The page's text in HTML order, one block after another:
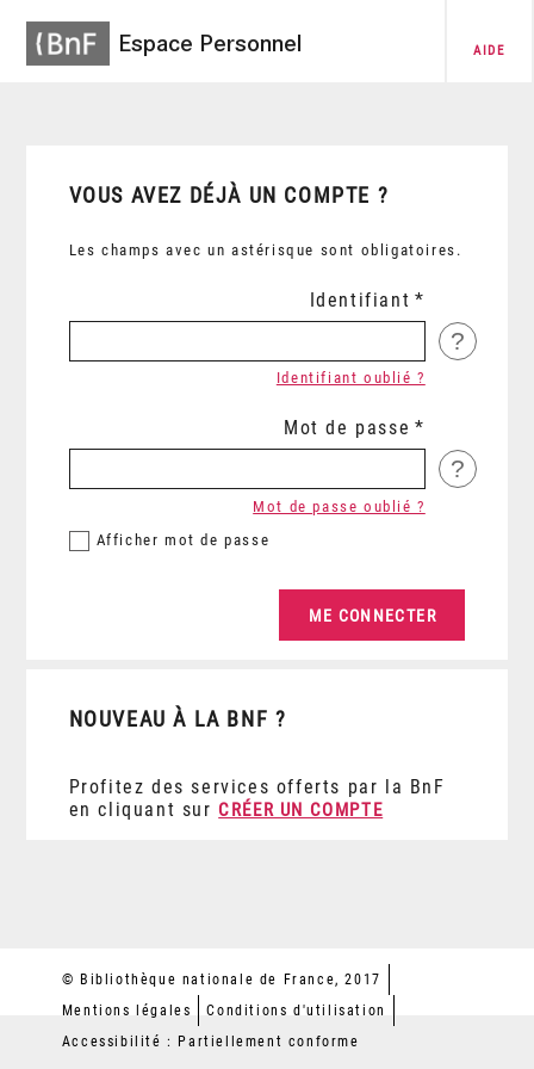
Espace Personnel AIDE
VOUS AVEZ DÉJÀ UN COMPTE ?
Les champs avec un astérisque sont obligatoires.
Identifiant
?
Identifiant oublié ?
Mot de passe
?
Afficher mot de passe
Mot de passe oublié ?
NOUVEAU À LA BNF ?
Profitez des services offerts par la BnF
en cliquant sur CRÉER UN COMPTE
© Bibliothèque nationale de France, 2017
Mentions légales
Conditions d'utilisation
Accessibilité : Partiellement conforme